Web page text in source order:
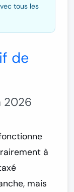
tous les
de
2026
à
mais